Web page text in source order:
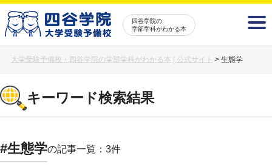
四谷学院の
学部学科がわかる本
大学受験予備校・四谷学院の学部学科がわかる本 | 公式サイト > 生態学
キーワード検索結果
#生態学の記事一覧：3件